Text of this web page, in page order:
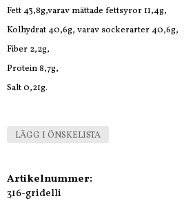
Fett 43,8g,varav mättade fettsyror 11,4g,
Kolhydrat 40,6g, varav sockerarter 40,6g,
Fiber 2,2g,
Protein 8,7g,
Salt 0,21g.
LÄGG I ÖNSKELISTA
Artikelnummer:
316-gridelli